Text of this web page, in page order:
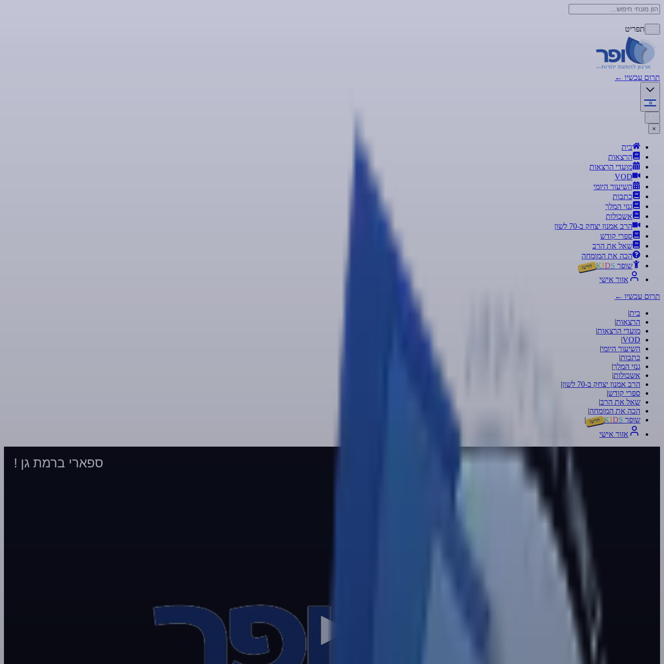
תפריט
תרום עכשיו ←
×
בית
הרצאות
מועדי הרצאות
VOD
השיעור היומי
כתבות
גנזי המלך
אשכולות
הרב אמנון יצחק ב-70 לשון
ספרי קודש
שאל את הרב
הכה את המומחה
שופר
KIDS חדש!
אזור אישי
תרום עכשיו ←
בית|
הרצאות|
מועדי הרצאות|
VOD
|
השיעור היומי|
כתבות|
גנזי המלך|
אשכולות|
הרב אמנון יצחק ב-70 לשון
|
ספרי קודש|
שאל את הרב|
הכה את המומחה|
שופר
KIDS חדש! |
אזור אישי
ספארי ברמת גן !